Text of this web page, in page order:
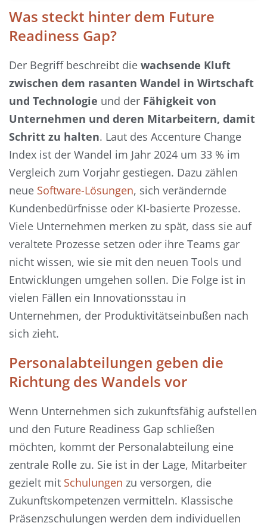
Was steckt hinter dem Future
Readiness Gap?
Der Begriff beschreibt die wachsende Kluft
zwischen dem rasanten Wandel in Wirtschaft
und Technologie und der Fähigkeit von
Unternehmen und deren Mitarbeitern, damit
Schritt zu halten. Laut des Accenture Change
Index ist der Wandel im Jahr 2024 um 33 % im
Vergleich zum Vorjahr gestiegen. Dazu zählen
neue Software-Lösungen, sich verändernde
Kundenbedürfnisse oder KI-basierte Prozesse.
Viele Unternehmen merken zu spät, dass sie auf
veraltete Prozesse setzen oder ihre Teams gar
nicht wissen, wie sie mit den neuen Tools und
Entwicklungen umgehen sollen. Die Folge ist in
vielen Fällen ein Innovationsstau in
Unternehmen, der Produktivitätseinbußen nach
sich zieht.
Personalabteilungen geben die
Richtung des Wandels vor
Wenn Unternehmen sich zukunftsfähig aufstellen
und den Future Readiness Gap schließen
möchten, kommt der Personalabteilung eine
zentrale Rolle zu. Sie ist in der Lage, Mitarbeiter
gezielt mit Schulungen zu versorgen, die
Zukunftskompetenzen vermitteln. Klassische
Präsenzschulungen werden dem individuellen